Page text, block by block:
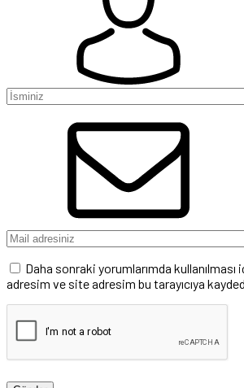
Daha sonraki yorumlarımda kullanılması
adresim ve site adresim bu tarayıcıya